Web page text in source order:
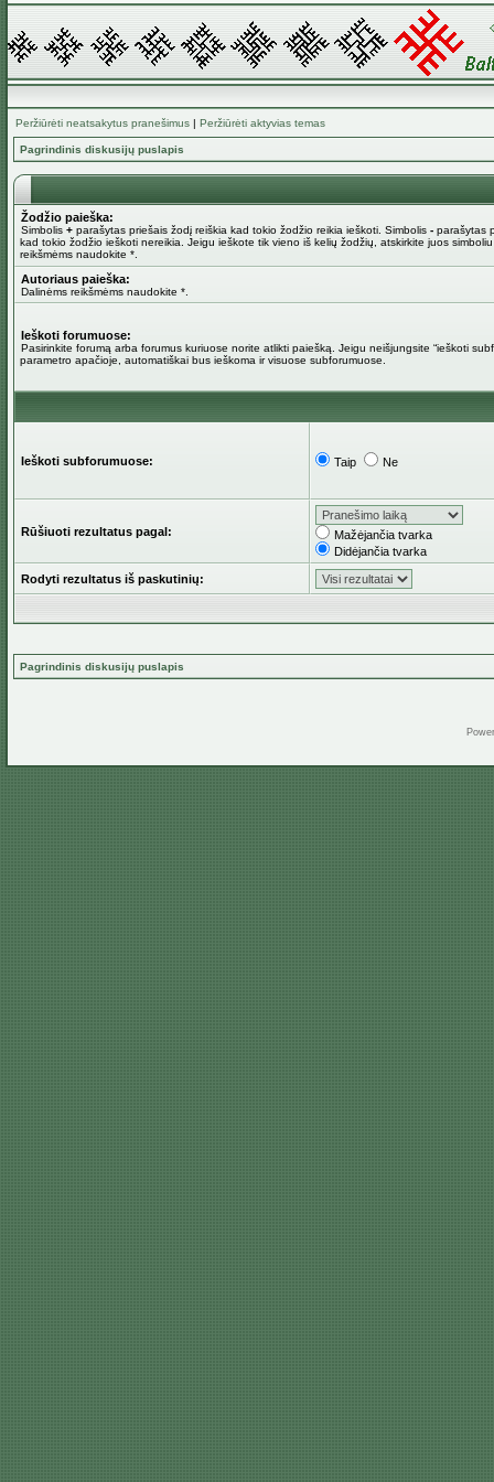
Peržiūrėti neatsakytus pranešimus | Peržiūrėti aktyvias temas
Pagrindinis diskusijų puslapis
Žodžio paieška:
Simbolis + parašytas priešais žodį reiškia kad tokio žodžio reikia ieškoti. Simbolis - parašytas
kad tokio žodžio ieškoti nereikia. Jeigu ieškote tik vieno iš kelių žodžių, atskirkite juos
reikšmėms naudokite *.
Autoriaus paieška:
Dalinėms reikšmėms naudokite *.
Ieškoti forumuose:
Pasirinkite forumą arba forumus kuriuose norite atlikti paiešką. Jeigu neišjungsite “ieškoti
parametro apačioje, automatiškai bus ieškoma ir visuose subforumuose.
Ieškoti subforumuose: Taip Ne
Rūšiuoti rezultatus pagal:
Mažėjančia tvarka
Didėjančia tvarka
Rodyti rezultatus iš paskutinių:
Pagrindinis diskusijų puslapis